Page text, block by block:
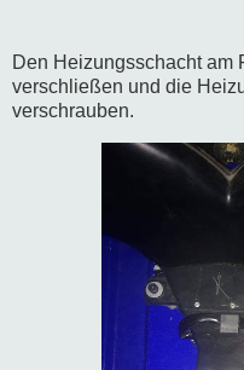
Den Heizungsschacht am
verschließen und die
verschrauben.